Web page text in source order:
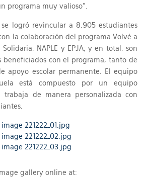
programa muy valioso”.
logró revincular a 8.905 estudiantes
la colaboración del programa Volvé a
Solidaria, NAPLE y EPJA; y en total, son
beneficiados con el programa, tanto de
apoyo escolar permanente. El equipo
está compuesto por un equipo
trabaja de manera personalizada con
gallery online at: